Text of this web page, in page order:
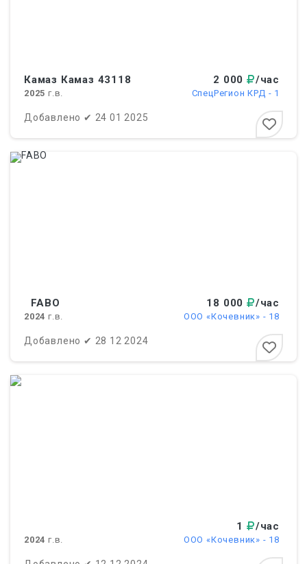
Камаз Кaмаз 43118 2 000 /час
2025 г.в. СпецРегион КРД - 1
Добавлено ✔ 24 01 2025
FABO 18 000 /час
2024 г.в. ООО «Кочевник» - 18
Добавлено ✔ 28 12 2024
1 /час
2024 г.в. ООО «Кочевник» - 18